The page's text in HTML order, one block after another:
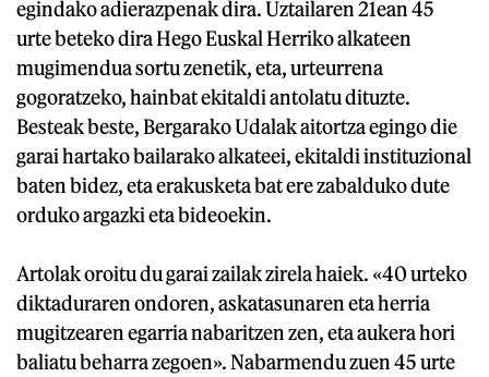
egindako adierazpenak dira. Uztailaren 21ean 45
urte beteko dira Hego Euskal Herriko alkateen
mugimendua sortu zenetik, eta, urteurrena
gogoratzeko, hainbat ekitaldi antolatu dituzte.
Besteak beste, Bergarako Udalak aitortza egingo die
garai hartako bailarako alkateei, ekitaldi instituzional
baten bidez, eta erakusketa bat ere zabalduko dute
orduko argazki eta bideoekin.
Artolak oroitu du garai zailak zirela haiek. «40 urteko
diktaduraren ondoren, askatasunaren eta herria
mugitzearen egarria nabaritzen zen, eta aukera hori
baliatu beharra zegoen». Nabarmendu zuen 45 urte